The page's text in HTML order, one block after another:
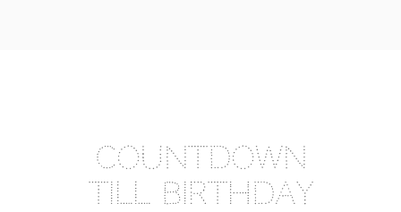
COUNTDOWN
TILL BIRTHDAY